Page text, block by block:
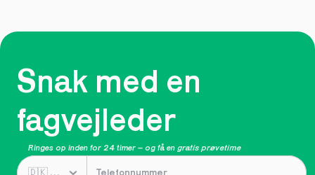
Snak med en
fagvejleder
Ringes op inden for 24 timer – og få en gratis prøvetime